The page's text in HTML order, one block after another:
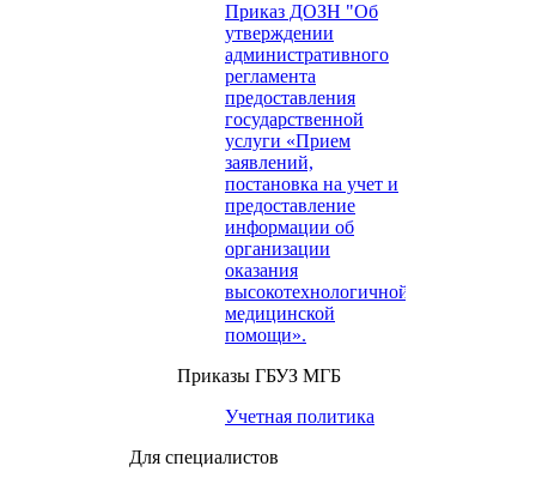
Приказ ДОЗН "Об
утверждении
административного
регламента
предоставления
государственной
услуги «Прием
заявлений,
постановка на учет и
предоставление
информации об
организации
оказания
высокотехнологичной
медицинской
помощи».
Приказы ГБУЗ МГБ
Учетная политика
Для специалистов